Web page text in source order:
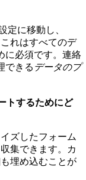
定に移動し、
れはすべてのデ
に必須です。連絡
できる データのプ
トするためにど
ズしたフォーム
集できます。カ
埋め込むことが